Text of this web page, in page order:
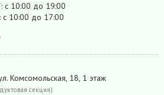
с 10:00 до 19:00
с 10:00 до 17:00
Комсомольская, 18, 1 этаж
секция)